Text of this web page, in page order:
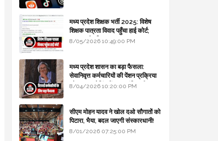
मध्य प्रदेश शिक्षक भर्ती 2025: विशेष
शिक्षक पात्रता विवाद पहुँचा हाई कोर्ट;
सरकार से माँगा जवाब
8/05/2026 10:49:00 PM
मध्य प्रदेश शासन का बड़ा फैसला:
सेवानिवृत्त कर्मचारियों की पेंशन प्रक्रिया
और बजट कोडिंग में हुए क्रांतिकारी
8/04/2026 10:20:00 PM
सीएम मोहन यादव ने खोल दओ सौगातों को
पिटारा, भैया, बदल जाएगी संस्कारधानी!
8/01/2026 07:25:00 PM